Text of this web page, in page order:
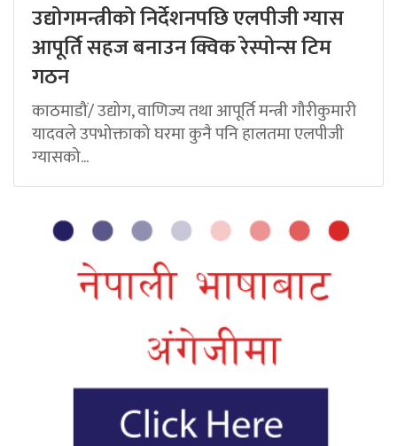
उद्योगमन्त्रीको निर्देशनपछि एलपीजी ग्यास
आपूर्ति सहज बनाउन क्विक रेस्पोन्स टिम
गठन
काठमाडौं/ उद्योग, वाणिज्य तथा आपूर्ति मन्त्री गौरीकुमारी
यादवले उपभोक्ताको घरमा कुनै पनि हालतमा एलपीजी
ग्यासको...